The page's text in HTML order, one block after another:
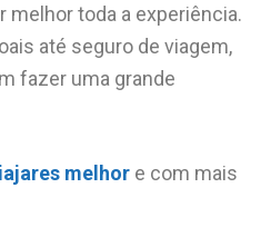
melhor toda a experiência.
até seguro de viagem,
fazer uma grande
melhor e com mais